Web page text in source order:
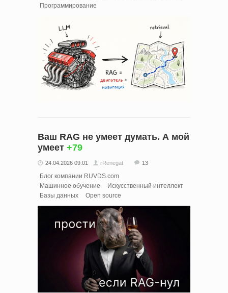
Программирование
Ваш RAG не умеет думать. А мой
умеет +79
24.04.2026 09:01 rRenegat 13
Блог компании RUVDS.com
Машинное обучение
Искусственный интеллект
Базы данных
Open source